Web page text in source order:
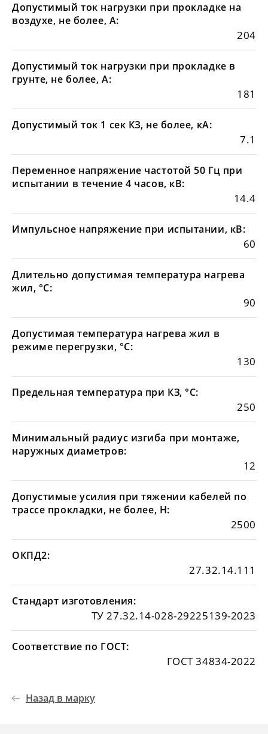
Допустимый ток нагрузки при прокладке на
воздухе, не более, А:
204
Допустимый ток нагрузки при прокладке в
грунте, не более, А:
181
Допустимый ток 1 сек КЗ, не более, кА:
7.1
Переменное напряжение частотой 50 Гц при
испытании в течение 4 часов, кВ:
14.4
Импульсное напряжение при испытании, кВ:
60
Длительно допустимая температура нагрева
жил, °С:
90
Допустимая температура нагрева жил в
режиме перегрузки, °С:
130
Предельная температура при КЗ, °С:
250
Минимальный радиус изгиба при монтаже,
наружных диаметров:
12
Допустимые усилия при тяжении кабелей по
трассе прокладки, не более, Н:
2500
ОКПД2:
27.32.14.111
Стандарт изготовления:
ТУ 27.32.14-028-29225139-2023
Соответствие по ГОСТ:
ГОСТ 34834-2022
Назад в марку